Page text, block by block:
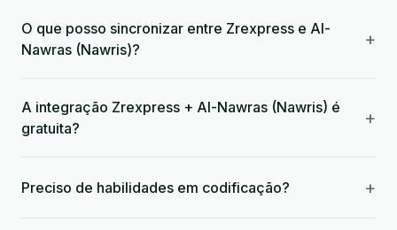
O que posso sincronizar entre Zrexpress e Al-
Nawras (Nawris)?
+
A integração Zrexpress + Al-Nawras (Nawris) é
gratuita?
+
Preciso de habilidades em codificação? +